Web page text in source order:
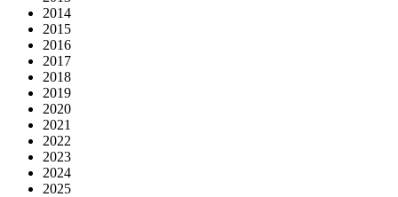
2014
2015
2016
2017
2018
2019
2020
2021
2022
2023
2024
2025